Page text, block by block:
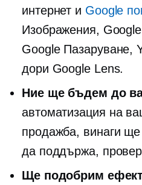
интернет и Google
Изображения,
Google Пазаруване,
дори Google Lens.
Ние ще бъдем до
автоматизация на
продажба, винаги
да поддържа,
Ще подобрим